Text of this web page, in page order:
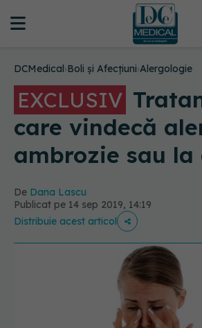
DCMedical›Boli și Afecțiuni›Alergologie
EXCLUSIV
care vindecă
ambrozie sau la
De Dana Lascu
Publicat pe 14 sep 2019, 14:19
Distribuie acest articol